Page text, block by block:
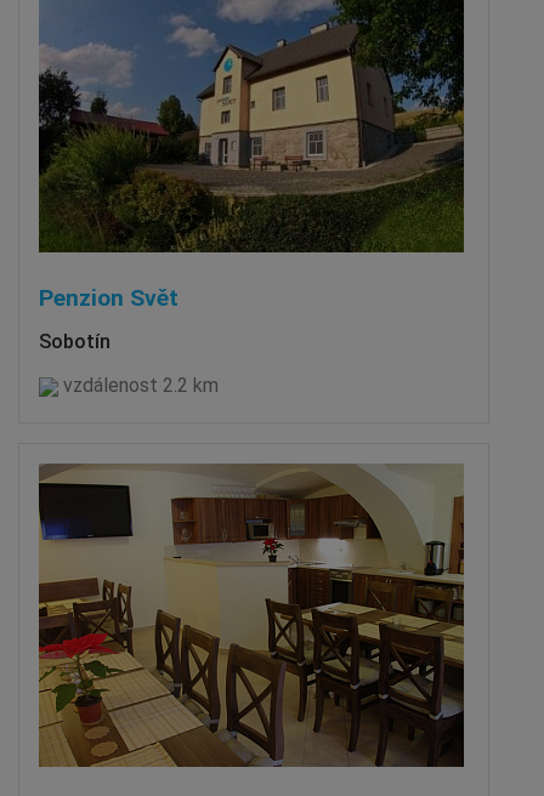
Penzion Svět
Sobotín
vzdálenost 2.2 km